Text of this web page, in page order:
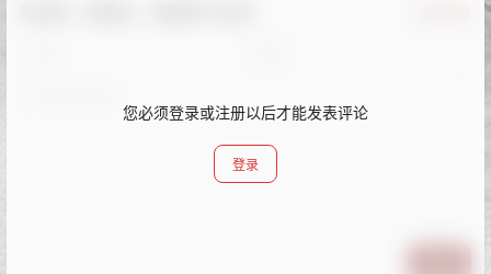
您必须登录或注册以后才能发表评论
登录